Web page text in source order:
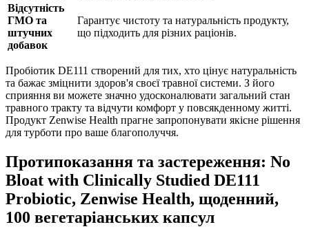
Відсутність
ГМО та
штучних
добавок
Гарантує чистоту та натуральність продукту,
що підходить для різних раціонів.
Пробіотик DE111 створений для тих, хто цінує натуральність
та бажає зміцнити здоров'я своєї травної системи. З його
сприяння ви можете значно удосконалювати загальний стан
травного тракту та відчути комфорт у повсякденному житті.
Продукт Zenwise Health прагне запропонувати якісне рішення
для турботи про ваше благополуччя.
Протипоказання та застереження: No
Bloat with Clinically Studied DE111
Probiotic, Zenwise Health, щоденний,
100 вегетаріанських капсул